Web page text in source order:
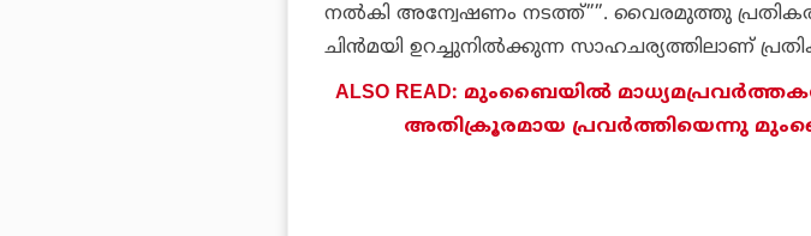
നല്‍കി അന്വേഷണം നടത്ത്””. വൈരമുത്തു
ചിന്‍മയി ഉറച്ചുനില്‍ക്കുന്ന സാഹചര്യത്തിലാണ്
ALSO READ: മുംബൈയില്‍
അതിക്രൂരമായ പ്രവര്‍ത്തിയെന്നു